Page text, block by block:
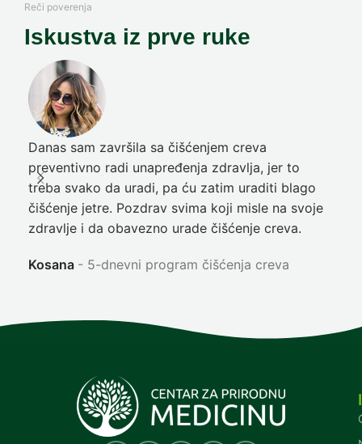
Reči poverenja
Iskustva iz prve ruke
Danas sam završila sa čišćenjem creva
preventivno radi unapređenja zdravlja, jer to
treba svako da uradi, pa ću zatim uraditi blago
čišćenje jetre. Pozdrav svima koji misle na svoje
zdravlje i da obavezno urade čišćenje creva.
Kosana 5-dnevni program čišćenja creva